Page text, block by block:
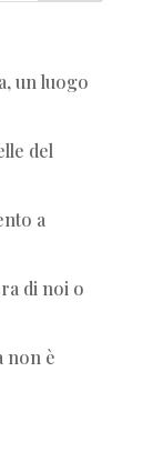
un luogo
del
a
di noi o
non è